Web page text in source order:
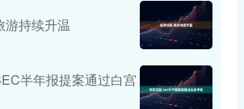
游持续升温
半年报提案通过白宫